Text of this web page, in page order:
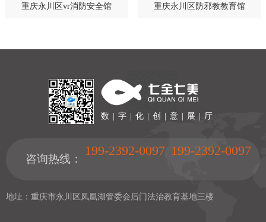
重庆永川区vr消防安全馆 重庆永川区防邪教教育馆
数 | 字 | 化 | 创 | 意 | 展 | 厅
咨询热线：
199-2392-0097 199-2392-0097
地址：重庆市永川区凤凰湖管委会后门法治教育基地三楼